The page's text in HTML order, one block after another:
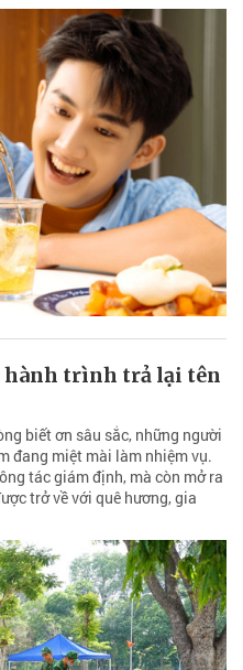
trình trả lại tên
biết ơn sâu sắc, những người
đang miệt mài làm nhiệm vụ.
tác giám định, mà còn mở ra
trở về với quê hương, gia